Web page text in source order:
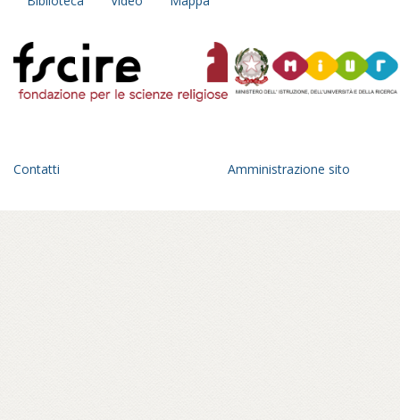
Contatti Amministrazione sito